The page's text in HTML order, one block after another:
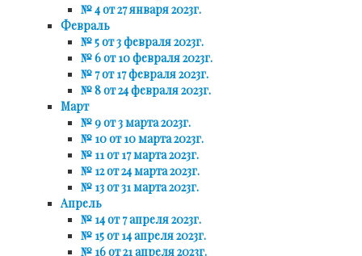
№ 4 от 27 января 2023г.
Февраль
№ 5 от 3 февраля 2023г.
№ 6 от 10 февраля 2023г.
№ 7 от 17 февраля 2023г.
№ 8 от 24 февраля 2023г.
Март
№ 9 от 3 марта 2023г.
№ 10 от 10 марта 2023г.
№ 11 от 17 марта 2023г.
№ 12 от 24 марта 2023г.
№ 13 от 31 марта 2023г.
Апрель
№ 14 от 7 апреля 2023г.
№ 15 от 14 апреля 2023г.
№ 16 от 21 апреля 2023г.